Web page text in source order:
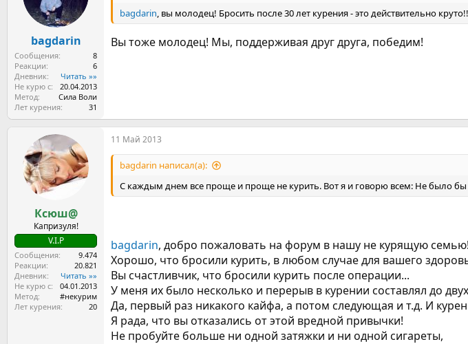
bagdarin
Сообщения
8
Реакции
6
Дневник
Читать »»
Не курю с
20.04.2013
Метод
Сила Воли
Лет курения
31
bagdarin, вы молодец! Бросить после 30 лет курения - это действительно
Вы тоже молодец! Мы, поддерживая друг друга, победим!
Ксюш@
Капризуля!
V.I.P
Сообщения
9.474
Реакции
20.821
Дневник
Читать »»
Не курю с
04.01.2013
Метод
#некурим
Лет курения
20
11 Май 2013
bagdarin написал(а):
С каждым днем все проще и проще не курить. Вот я и говорю всем: Не было бы
bagdarin, добро пожаловать на форум в нашу не курящую
Хорошо, что бросили курить, в любом случае для вашего
Вы счастливчик, что бросили курить после операции...
У меня их было несколько и перерыв в курении составлял до
Да, первый раз никакого кайфа, а потом следующая и т.д. И
Я рада, что вы отказались от этой вредной привычки!
Не пробуйте больше ни одной затяжки и ни одной сигареты,